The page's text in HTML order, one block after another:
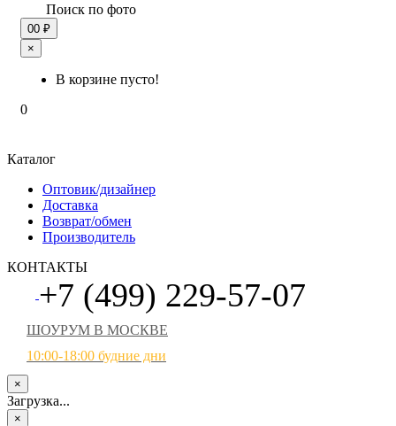
Поиск по фото
00 ₽
×
В корзине пусто!
0
Каталог
Оптовик/дизайнер
Доставка
Возврат/обмен
Производитель
КОНТАКТЫ
+7 (499) 229-57-07
ШОУРУМ В МОСКВЕ
10:00-18:00 будние дни
×
Загрузка...
×